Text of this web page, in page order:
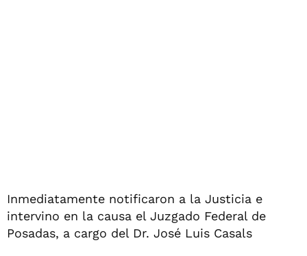
Inmediatamente notificaron a la Justicia e
intervino en la causa el Juzgado Federal de
Posadas, a cargo del Dr. José Luis Casals